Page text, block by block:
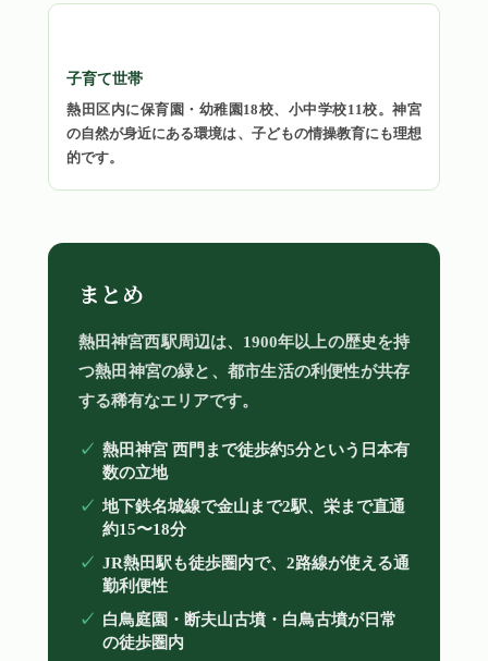
子育て世帯
熱田区内に保育園・幼稚園18校、小中学校11校。神宮
の自然が身近にある環境は、子どもの情操教育にも理想
的です。
まとめ
熱田神宮西駅周辺は、1900年以上の歴史を持
つ熱田神宮の緑と、都市生活の利便性が共存
する稀有なエリアです。
熱田神宮 西門まで徒歩約5分という日本有
数の立地
地下鉄名城線で金山まで2駅、栄まで直通
約15〜18分
JR熱田駅も徒歩圏内で、2路線が使える通
勤利便性
白鳥庭園・断夫山古墳・白鳥古墳が日常
の徒歩圏内